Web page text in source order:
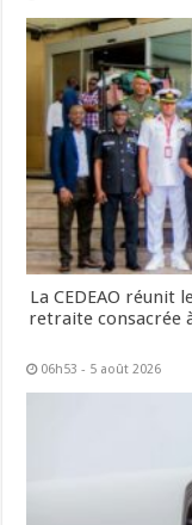
La CEDEAO réunit
retraite consacrée
06h53 - 5 août 2026